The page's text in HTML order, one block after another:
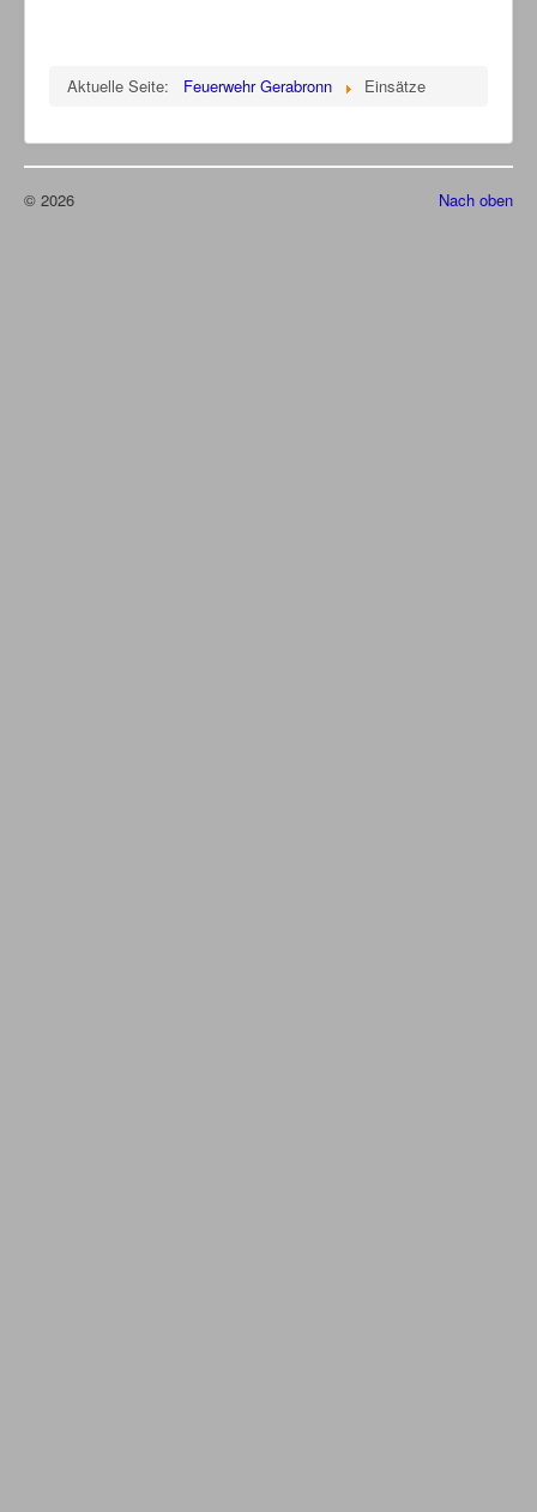
Aktuelle Seite: Feuerwehr Gerabronn Einsätze
Nach oben
© 2026